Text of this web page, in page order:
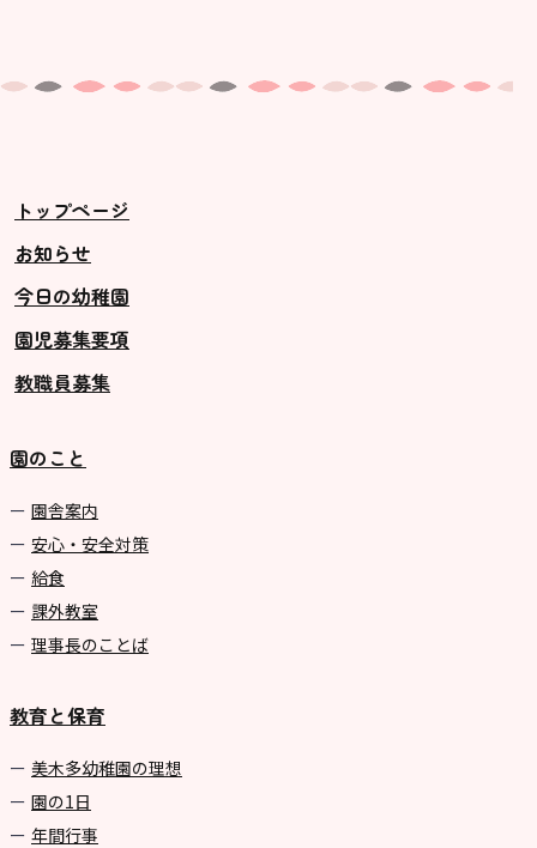
トップページ
お知らせ
今日の幼稚園
園児募集要項
教職員募集
園のこと
園舎案内
安心・安全対策
給食
課外教室
理事長のことば
教育と保育
美⽊多幼稚園の理想
園の1⽇
年間⾏事